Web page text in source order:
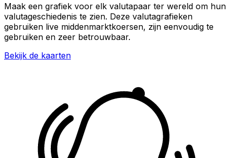
Maak een grafiek voor elk valutapaar ter wereld om hun
valutageschiedenis te zien. Deze valutagrafieken
gebruiken live middenmarktkoersen, zijn eenvoudig te
gebruiken en zeer betrouwbaar.
Bekijk de kaarten